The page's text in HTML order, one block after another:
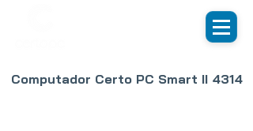
Computador Certo PC Smart II 4314